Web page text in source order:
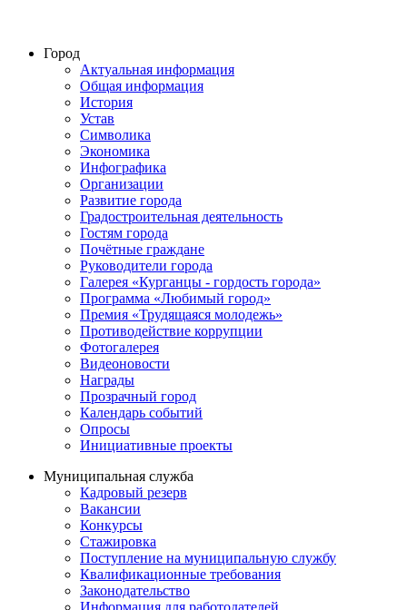
Город
Актуальная информация
Общая информация
История
Устав
Символика
Экономика
Инфографика
Организации
Развитие города
Градостроительная деятельность
Гостям города
Почётные граждане
Руководители города
Галерея «Курганцы - гордость города»
Программа «Любимый город»
Премия «Трудящаяся молодежь»
Противодействие коррупции
Фотогалерея
Видеоновости
Награды
Прозрачный город
Календарь событий
Опросы
Инициативные проекты
Муниципальная служба
Кадровый резерв
Вакансии
Конкурсы
Стажировка
Поступление на муниципальную службу
Квалификационные требования
Законодательство
Информация для работодателей